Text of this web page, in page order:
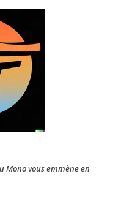
Mono vous emmène en